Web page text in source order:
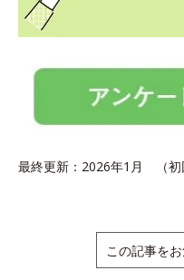
最終更新：2026年1月 （初
この記事を